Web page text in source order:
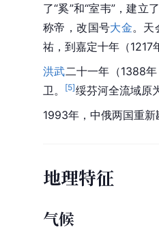
了“奚”和“室韦”，建
称帝，改国号大金。天
祐，到嘉定十年（1217
洪武二十一年（1388
卫。
[5]绥芬河全流域原
1993年，中俄两国重
地理特征
气候